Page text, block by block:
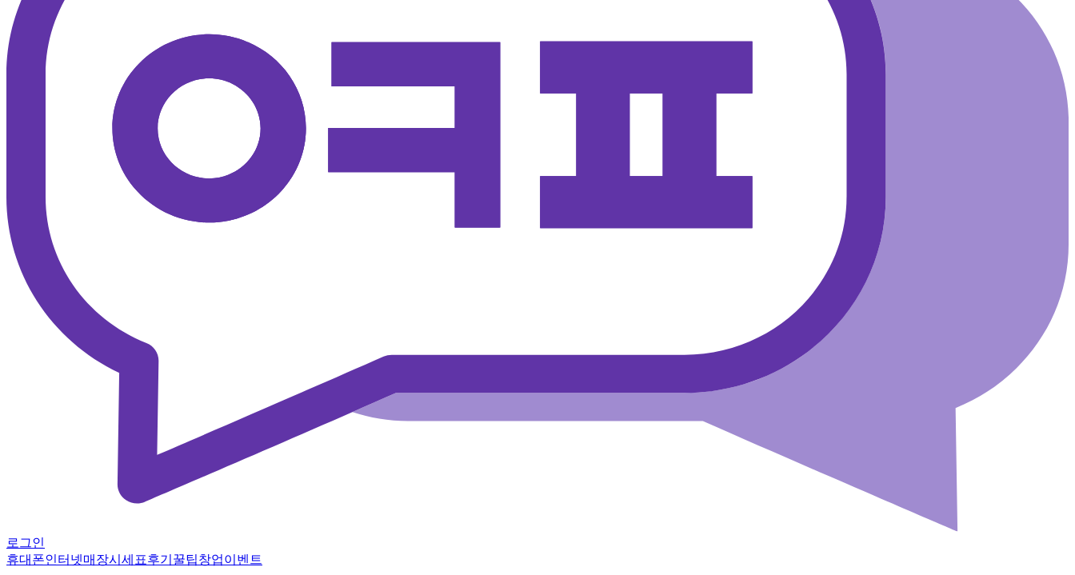
로그인
휴대폰인터넷매장시세표후기 꿀팁창업이벤트